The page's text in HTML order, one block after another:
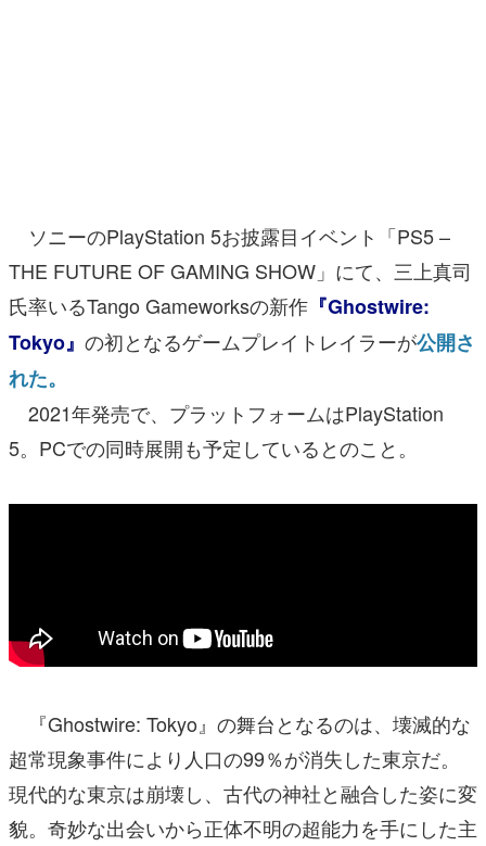
アプリレビュー
その他
電ファミニコゲーマーとは？
運営：株式会社マレ
ソニーのPlayStation 5お披露目イベント「PS5 –
THE FUTURE OF GAMING SHOW」にて、三上真司
氏率いるTango Gameworksの新作 『Ghostwire:
Tokyo』 の初となるゲームプレイトレイラーが公開さ
れた。
2021年発売で、プラットフォームはPlayStation
5。PCでの同時展開も予定しているとのこと。
『Ghostwire: Tokyo』の舞台となるのは、壊滅的な
超常現象事件により人口の99％が消失した東京だ。
現代的な東京は崩壊し、古代の神社と融合した姿に変
貌。奇妙な出会いから正体不明の超能力を手にした主